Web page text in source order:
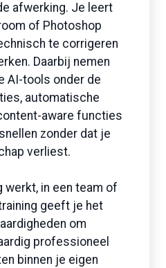
afwerking. Je leert
of Photoshop
te corrigeren
Daarbij nemen
AI-tools onder de
automatische
aware functies
zonder dat je
verliest.
in een team of
geeft je het
om
professioneel
binnen je eigen